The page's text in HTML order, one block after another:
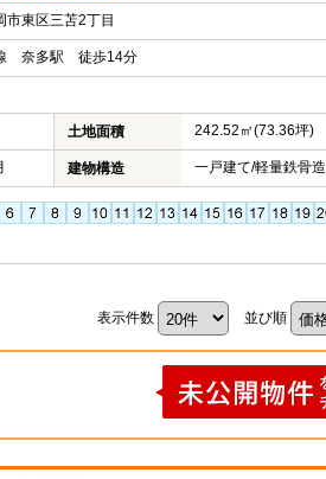
市東区三苫2丁目
奈多駅 徒歩14分
土地面積 242.52㎡(73.36坪)
建物構造 一戸建て/軽量鉄骨造
表示件数 並び順